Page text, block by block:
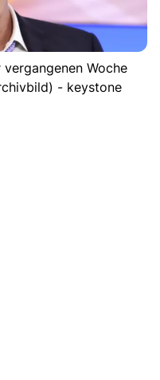
Woche
- keystone